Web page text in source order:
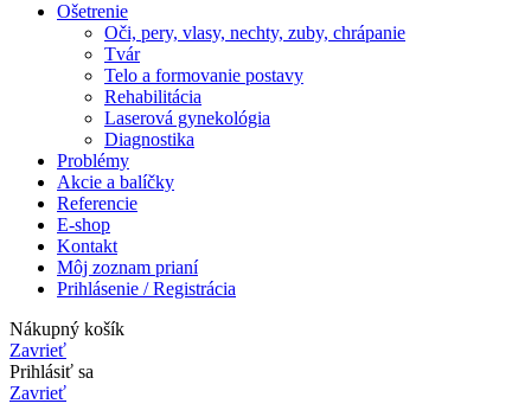
Ošetrenie
Oči, pery, vlasy, nechty, zuby, chrápanie
Tvár
Telo a formovanie postavy
Rehabilitácia
Laserová gynekológia
Diagnostika
Problémy
Akcie a balíčky
Referencie
E-shop
Kontakt
Môj zoznam prianí
Prihlásenie / Registrácia
Nákupný košík
Zavrieť
Prihlásiť sa
Zavrieť